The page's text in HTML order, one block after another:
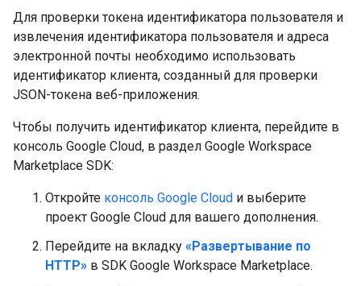
Для проверки токена идентификатора пользователя и
извлечения идентификатора пользователя и адреса
электронной почты необходимо использовать
идентификатор клиента, созданный для проверки
JSON-токена веб-приложения.
Чтобы получить идентификатор клиента, перейдите в
консоль Google Cloud, в раздел Google Workspace
Marketplace SDK:
Откройте консоль Google Cloud и выберите
проект Google Cloud для вашего дополнения.
Перейдите на вкладку «Развертывание по
HTTP» в SDK Google Workspace Marketplace.